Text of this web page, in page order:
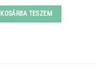
KOSÁRBA TESZEM